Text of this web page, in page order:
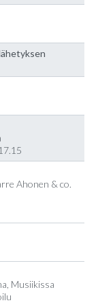
Ahonen & co.
Musiikissa